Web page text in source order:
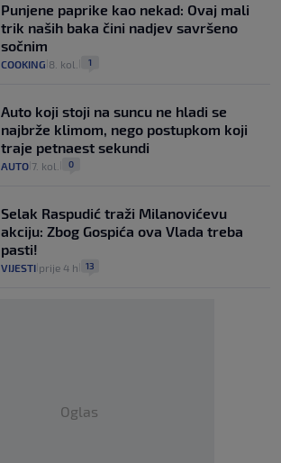
Punjene paprike kao nekad: Ovaj mali
trik naših baka čini nadjev savršeno
sočnim
COOKING 8. kol. 1
Auto koji stoji na suncu ne hladi se
najbrže klimom, nego postupkom koji
traje petnaest sekundi
AUTO 7. kol. 0
Selak Raspudić traži Milanovićevu
akciju: Zbog Gospića ova Vlada treba
pasti!
VIJESTI prije 4 h 13
Oglas